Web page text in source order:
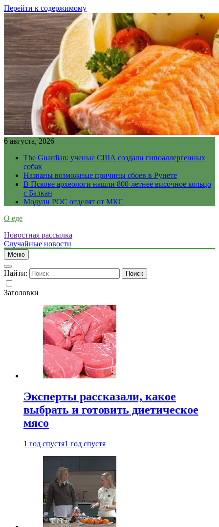
Перейти к содержимому
6 августа, 2026
The Guardian: ученые США создали гипоаллергенных
собак
Названы возможные причины сбоев в Рунете
В Пскове археологи нашли 800-летнее височное кольцо
с Балкан
Модули РОС отделят от МКС
О еде
Новостная рассылка
Случайные новости
Меню
Найти:
Заголовки
Эксперты рассказали, какое
выбрать и готовить диетическое
мясо
1 год спустя1 год спустя